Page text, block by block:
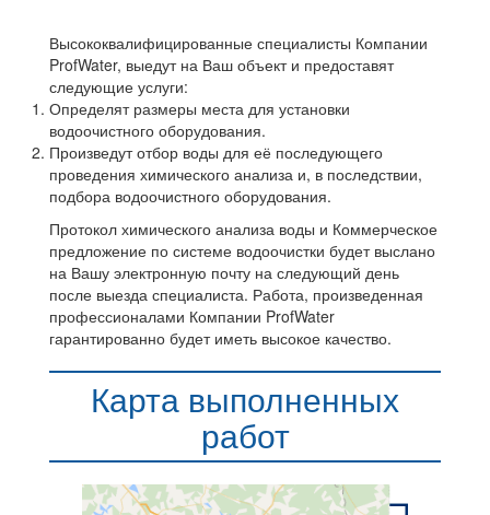
Высококвалифицированные специалисты Компании
ProfWater, выедут на Ваш объект и предоставят
следующие услуги:
Определят размеры места для установки
водоочистного оборудования.
Произведут отбор воды для её последующего
проведения химического анализа и, в последствии,
подбора водоочистного оборудования.
Протокол химического анализа воды и Коммерческое
предложение по системе водоочистки будет выслано
на Вашу электронную почту на следующий день
после выезда специалиста. Работа, произведенная
профессионалами Компании ProfWater
гарантированно будет иметь высокое качество.
Карта выполненных
работ